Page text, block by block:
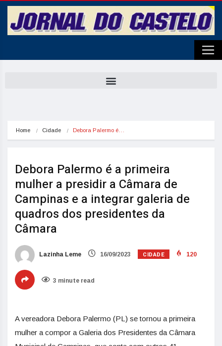
Home Cidade Debora Palermo é…
Debora Palermo é a primeira
mulher a presidir a Câmara de
Campinas e a integrar galeria de
quadros dos presidentes da
Câmara
Lazinha Leme 16/09/2023 CIDADE 120
3 minute read
A vereadora Debora Palermo (PL) se tornou a primeira
mulher a compor a Galeria dos Presidentes da Câmara